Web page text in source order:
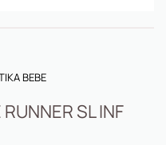
BEBE
SL INF